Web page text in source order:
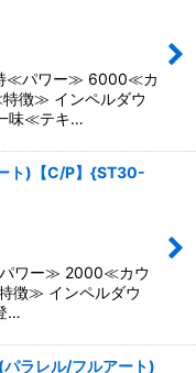
≪パワー≫ 6000≪カ
徴≫ インペルダウ
味≪テキ…
ト)【C/P】{ST30-
ワー≫ 2000≪カウ
≫ インペルダウ
…
ラレル/フルアート)